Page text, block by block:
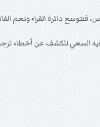
دائرة القراء وتعم
السعي للكشف عن أخطاء